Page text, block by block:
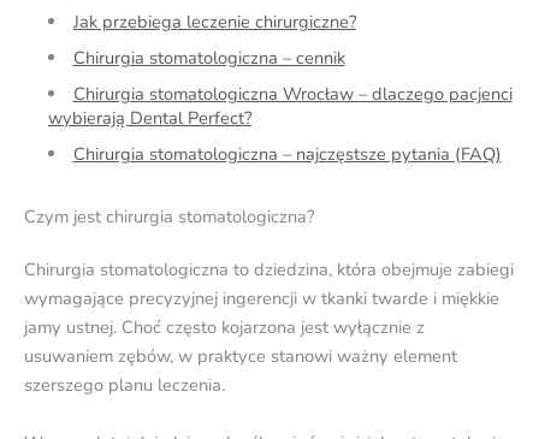
Jak przebiega leczenie chirurgiczne?
Chirurgia stomatologiczna – cennik
Chirurgia stomatologiczna Wrocław – dlaczego pacjenci
wybierają Dental Perfect?
Chirurgia stomatologiczna – najczęstsze pytania (FAQ)
Czym jest chirurgia stomatologiczna?
Chirurgia stomatologiczna to dziedzina, która obejmuje zabiegi
wymagające precyzyjnej ingerencji w tkanki twarde i miękkie
jamy ustnej. Choć często kojarzona jest wyłącznie z
usuwaniem zębów, w praktyce stanowi ważny element
szerszego planu leczenia.